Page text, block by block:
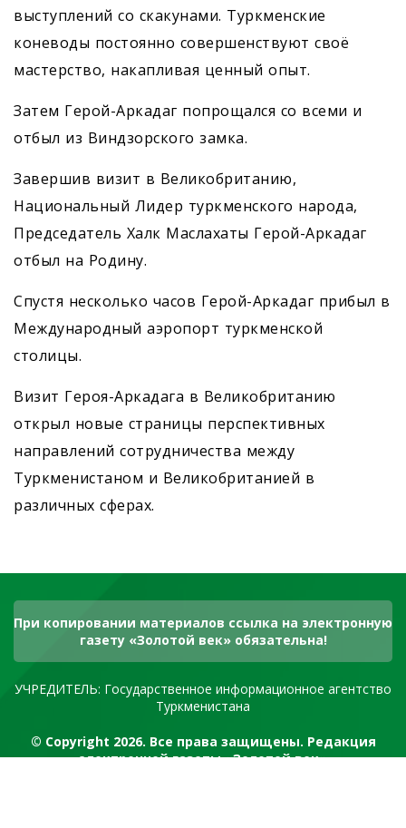
выступлений со скакунами. Туркменские
коневоды постоянно совершенствуют своё
мастерство, накапливая ценный опыт.
Затем Герой-Аркадаг попрощался со всеми и
отбыл из Виндзорского замка.
Завершив визит в Великобританию,
Национальный Лидер туркменского народа,
Председатель Халк Маслахаты Герой-Аркадаг
отбыл на Родину.
Спустя несколько часов Герой-Аркадаг прибыл в
Международный аэропорт туркменской
столицы.
Визит Героя-Аркадага в Великобританию
открыл новые страницы перспективных
направлений сотрудничества между
Туркменистаном и Великобританией в
различных сферах.
При копировании материалов ссылка на электронную
газету «Золотой век» обязательна!
УЧРЕДИТЕЛЬ: Государственное информационное агентство
Туркменистана
© Copyright 2026. Все права защищены. Редакция
электронной газеты «Золотой век»